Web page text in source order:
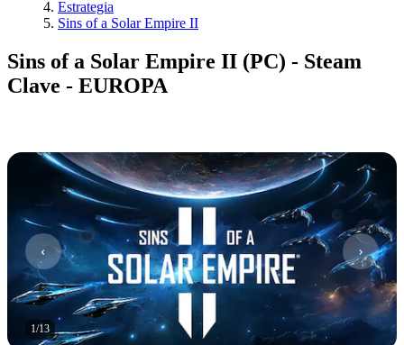
Estrategia
Sins of a Solar Empire II
Sins of a Solar Empire II (PC) - Steam
Clave - EUROPA
1/13